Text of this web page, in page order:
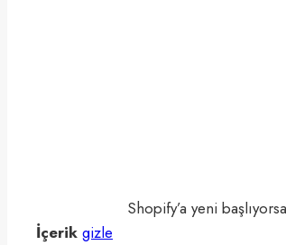
Shopify’a yeni
İçerik gizle